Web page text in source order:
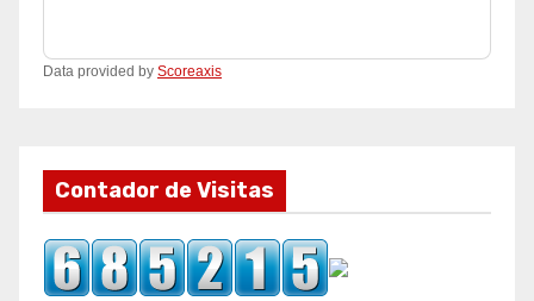
Data provided by Scoreaxis
Contador de Visitas